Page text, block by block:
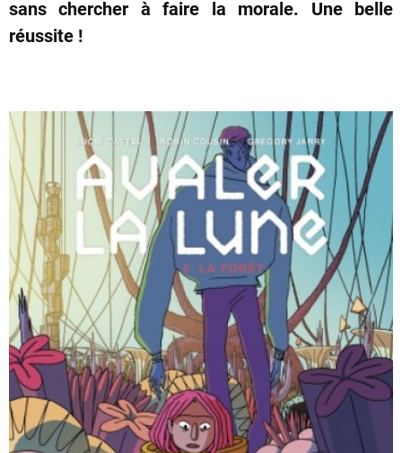
sans chercher à faire la morale. Une belle
réussite !